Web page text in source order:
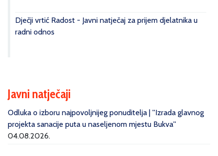
Dječji vrtić Radost - Javni natječaj za prijem djelatnika u
radni odnos
Javni natječaji
Odluka o izboru najpovoljnijeg ponuditelja | ''Izrada glavnog
projekta sanacije puta u naseljenom mjestu Bukva''
04.08.2026.